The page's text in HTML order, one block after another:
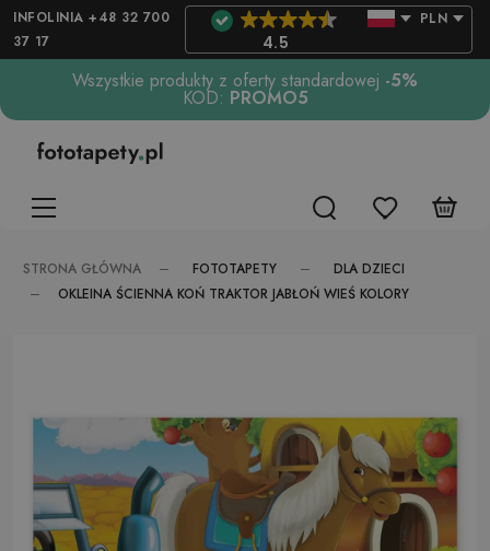
INFOLINIA +48 32 700
37 17
4.5
PLN
Wszystkie produkty z oferty standardowej -5%
KOD: PROMO5
STRONA GŁÓWNA FOTOTAPETY
DLA DZIECI
OKLEINA ŚCIENNA KOŃ TRAKTOR JABŁOŃ WIEŚ KOLORY